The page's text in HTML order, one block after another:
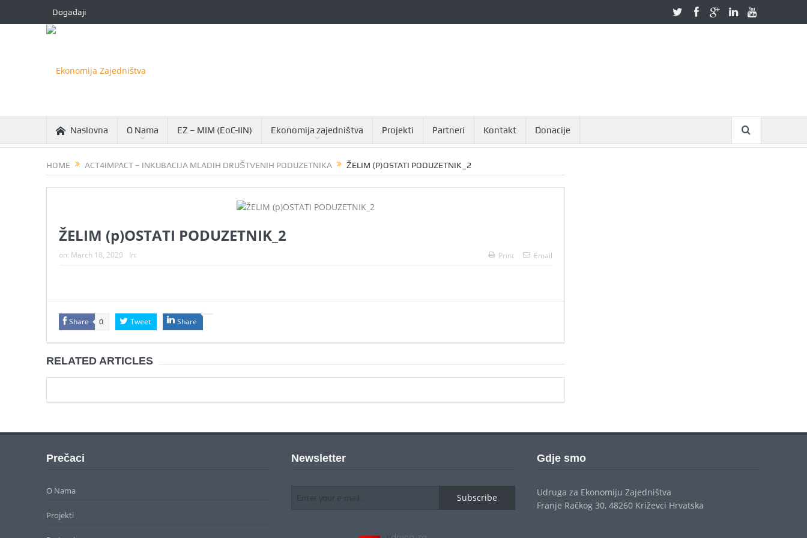
Događaji
Naslovna O Nama EZ – MIM (EoC-IIN) Ekonomija zajedništva Projekti Partneri Kontakt Donacije
HOME ACT4IMPACT – INKUBACIJA MLADIH DRUŠTVENIH PODUZETNIKA ŽELIM (P)OSTATI PODUZETNIK_2
ŽELIM (p)OSTATI PODUZETNIK_2
on: March 18, 2020 In: Print Email
Share 0 Tweet Share
RELATED ARTICLES
Prečaci
O Nama
Projekti
Newsletter
Subscribe
Gdje smo
Udruga za Ekonomiju Zajedništva
Franje Račkog 30, 48260 Križevci Hrvatska